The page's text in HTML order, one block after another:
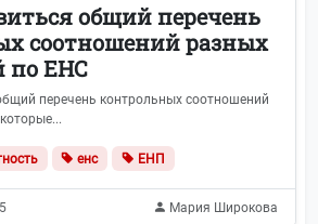
общий перечень
соотношений разных
по ЕНС
перечень контрольных соотношений
енс ЕНП
Мария Широкова